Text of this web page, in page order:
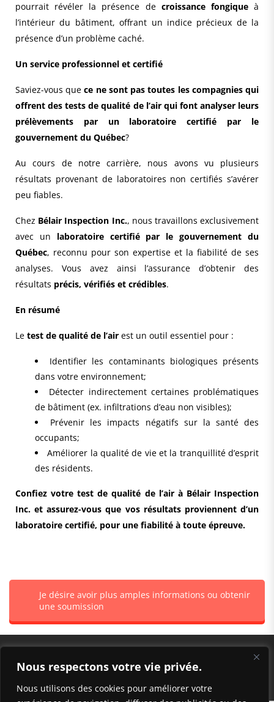
Nous respectons votre vie privée.
Nous utilisons des cookies pour améliorer votre
pourrait révéler la présence de croissance fongiqueà
l’intérieur du bâtiment, offrant un indice précieux de la
présence d’un problème caché.
Un service professionnel et certifié
Saviez-vous quece ne sont pas toutes les compagnies qui
offrent des tests de qualité de l’air qui font analyser leurs
prélèvements par un laboratoire certifié par le
gouvernement du Québec?
Au cours de notre carrière, nous avons vu plusieurs
résultats provenant de laboratoires non certifiés s’avérer
peu fiables.
Chez Bélair Inspection Inc., nous travaillons exclusivement
avec un laboratoire certifié par le gouvernement du
Québec, reconnu pour son expertise et la fiabilité de ses
analyses. Vous avez ainsi l’assurance d’obtenir des
résultats précis, vérifiés et crédibles.
En résumé
Le test de qualité de l’air est un outil essentiel pour :
Identifier les contaminants biologiques présents
dans votre environnement;
Détecter indirectement certaines problématiques
de bâtiment (ex. infiltrations d’eau non visibles);
Prévenir les impacts négatifs sur la santé des
occupants;
Améliorer la qualité de vie et la tranquillité d’esprit
des résidents.
Confiez votre test de qualité de l’air à Bélair Inspection
Inc. et assurez-vous que vos résultats proviennent d’un
laboratoire certifié, pour une fiabilité à toute épreuve.
Je désire avoir plus amples informations ou obtenir
une soumission